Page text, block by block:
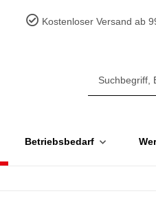
Kostenloser Versand ab
Betriebsbedarf